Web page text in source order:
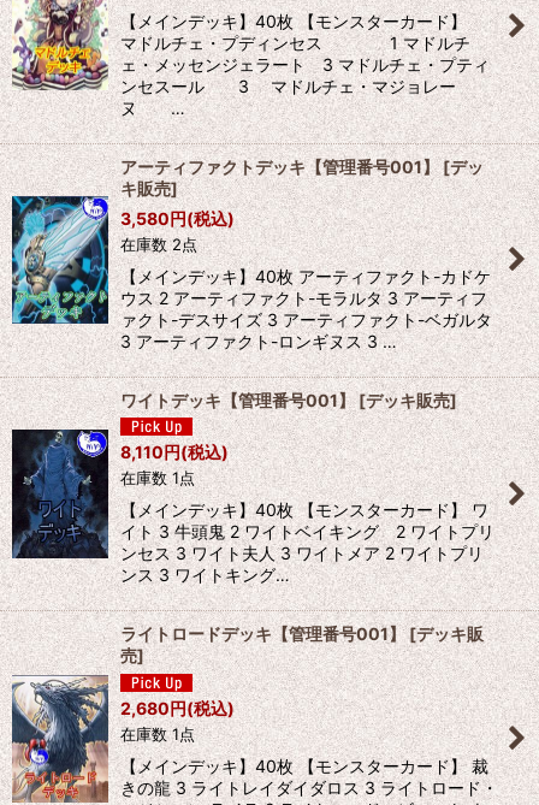
【メインデッキ】40枚 【モンスターカード】
マドルチェ・プディンセス 1 マドルチ
ェ・メッセンジェラート 3 マドルチェ・プティ
ンセスール 3 マドルチェ・マジョレー
ヌ …
アーティファクトデッキ【管理番号001】[デッ
キ販売]
3,580円(税込)
在庫数 2点
【メインデッキ】40枚 アーティファクト-カドケ
ウス 2 アーティファクト-モラルタ 3 アーティフ
ァクト-デスサイズ 3 アーティファクト-ベガルタ
3 アーティファクト-ロンギヌス 3 …
ワイトデッキ【管理番号001】 [デッキ販売]
8,110円(税込)
在庫数 1点
【メインデッキ】40枚 【モンスターカード】 ワ
イト 3 牛頭鬼 2 ワイトベイキング 2 ワイトプリ
ンセス 3 ワイト夫人 3 ワイトメア 2 ワイトプリ
ンス 3 ワイトキング…
ライトロードデッキ【管理番号001】[デッキ販
売]
2,680円(税込)
在庫数 1点
【メインデッキ】40枚 【モンスターカード】 裁
きの龍 3 ライトレイダイダロス 3 ライトロード・